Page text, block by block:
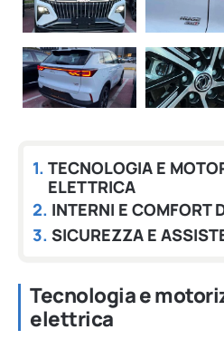
TECNOLOGIA E
ELETTRICA
INTERNI E COMFORT
SICUREZZA E
Tecnologia e
elettrica